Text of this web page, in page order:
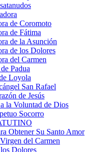
de Coromoto
de Fátima
de la Asunción
de los Dolores
del Carmen
Padua
Loyola
San Rafael
de Jesús
la Voluntad de Dios
Socorro
Obtener Su Santo Amor
del Carmen
Dolores